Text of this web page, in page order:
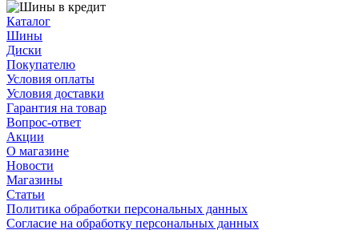
Каталог
Шины
Диски
Покупателю
Условия оплаты
Условия доставки
Гарантия на товар
Вопрос-ответ
Акции
О магазине
Новости
Магазины
Статьи
Политика обработки персональных данных
Согласие на обработку персональных данных